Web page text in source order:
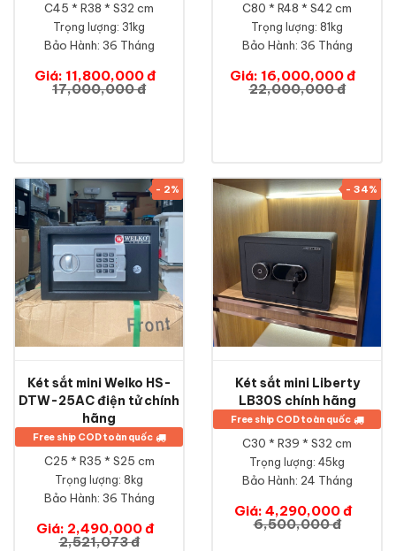
C45 * R38 * S32 cm
Trọng lượng: 31kg
Bảo Hành: 36 Tháng
Giá: 11,800,000 đ
17,000,000 đ
C80 * R48 * S42 cm
Trọng lượng: 81kg
Bảo Hành: 36 Tháng
Giá: 16,000,000 đ
22,000,000 đ
- 2%
Két sắt mini Welko HS-
DTW-25AC điện tử chính
hãng
Free ship COD toàn quốc
C25 * R35 * S25 cm
Trọng lượng: 8kg
Bảo Hành: 36 Tháng
Giá: 2,490,000 đ
2,521,073 đ
- 34%
Két sắt mini Liberty
LB30S chính hãng
Free ship COD toàn quốc
C30 * R39 * S32 cm
Trọng lượng: 45kg
Bảo Hành: 24 Tháng
Giá: 4,290,000 đ
6,500,000 đ